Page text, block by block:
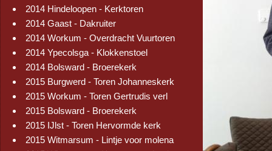
2014 Hindeloopen - Kerktoren
2014 Gaast - Dakruiter
2014 Workum - Overdracht Vuurtoren
2014 Ypecolsga - Klokkenstoel
2014 Bolsward - Broerekerk
2015 Burgwerd - Toren Johanneskerk
2015 Workum - Toren Gertrudis verl
2015 Bolsward - Broerekerk
2015 IJlst - Toren Hervormde kerk
2015 Witmarsum - Lintje voor molena